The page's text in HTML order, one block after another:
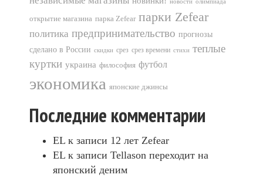
новости олимпиада
открытие магазина парка Zefear парки Zefear
политика предпринимательство прогнозы
сделано в России скидки срез срез времени стихи теплые
куртки украина философия футбол
экономика японские джинсы
Последние комментарии
EL к записи 12 лет Zefear
EL к записи Tellason переходит на
японский деним